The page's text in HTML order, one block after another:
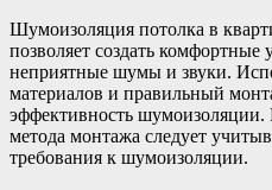
Шумоизоляция потолка в
позволяет создать
неприятные шумы и звуки.
материалов и правильный
эффективность
метода монтажа следует
требования к шумоизоляции.